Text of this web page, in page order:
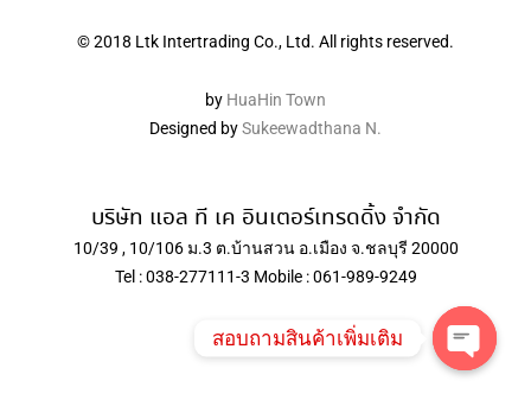
© 2018 Ltk Intertrading Co., Ltd. All rights reserved.
by HuaHin Town
Designed bySukeewadthana N.
บริษัท แอล ที เค อินเตอร์เทรดดิ้ง จำกัด
10/39 , 10/106 ม.3 ต.บ้านสวน อ.เมือง จ.ชลบุรี 20000
Tel : 038-277111-3 Mobile : 061-989-9249
สอบถามสินค้าเพิ่มเติม
Open